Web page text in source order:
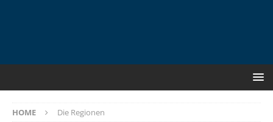
HOME Die Regionen